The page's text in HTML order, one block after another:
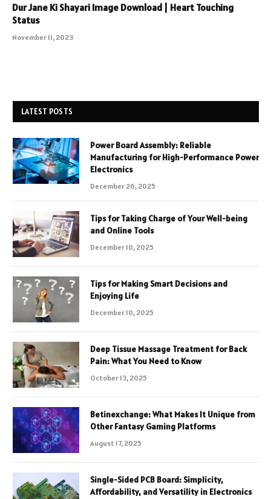
Dur Jane Ki Shayari Image Download | Heart Touching
Status
November 11, 2023
LATEST POSTS
Power Board Assembly: Reliable
Manufacturing for High-Performance Power
Electronics
December 26, 2025
Tips for Taking Charge of Your Well-being
and Online Tools
December 10, 2025
Tips for Making Smart Decisions and
Enjoying Life
December 10, 2025
Deep Tissue Massage Treatment for Back
Pain: What You Need to Know
October 13, 2025
Betinexchange: What Makes It Unique from
Other Fantasy Gaming Platforms
August 17, 2025
Single-Sided PCB Board: Simplicity,
Affordability, and Versatility in Electronics